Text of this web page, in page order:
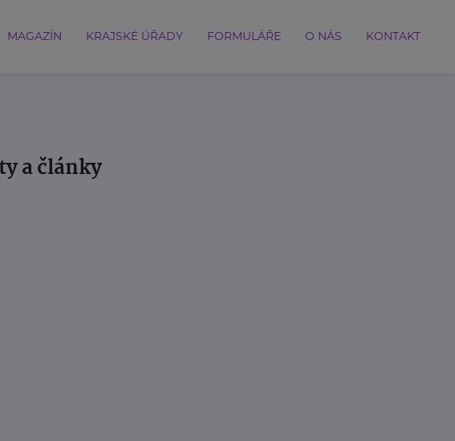
MAGAZÍN KRAJSKÉ ÚŘADY FORMULÁŘE O NÁS KONTAKT
a články